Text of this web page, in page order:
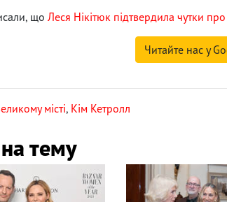
що Леся Нікітюк підтвердила чутки про
Читайте нас у
місті, Кім Кетролл
на тему